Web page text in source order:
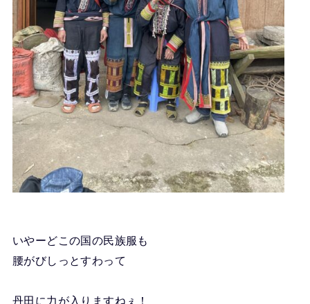
いやーどこの国の民族服も
腰がびしっとすわって
丹田に力が入りますねぇ！